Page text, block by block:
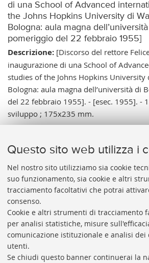
Questo sito web utilizza i
Nel nostro sito utilizziamo sia cookie
suo funzionamento, sia cookie e altri
tracciamento facoltativi che potrai
consenso.
Cookie e altri strumenti di tracciamento
per analisi statistiche, misure
comunicazione istituzionale e analisi
utenti.
Se chiudi questo banner continuerai la
di una School of Advanced
the Johns Hopkins University di
Bologna: aula magna
pomeriggio del 22 febbraio 1955]
Descrizione:[Discorso del rettore
inaugurazione di una School of
studies of the Johns Hopkins University
Bologna: aula magna dell’università di
del 22 febbraio 1955]. - [esec. 1955]. -
sviluppo ; 175x235 mm.
Istruzione, Clare Boothe Luce
d’America in Italia e Charles Grove
direttore della Scuola.
Vai al catalogo: https://sol.unibo.it/
idopac=UBO3472214